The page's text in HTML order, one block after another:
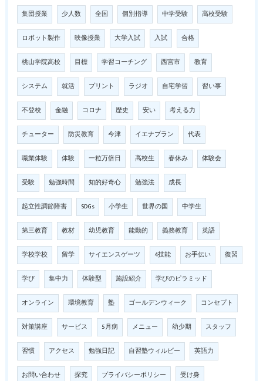
集団授業 少人数 全国 個別指導 中学受験 高校受験
ロボット製作 映像授業 大学入試 入試 合格
桃山学院高校 目標 学習コーチング 西宮市 教育
システム 就活 プリント ラジオ 自宅学習 習い事
不登校 金融 コロナ 歴史 安い 考える力
チューター 防災教育 今津 イエナプラン 代表
職業体験 体験 一粒万倍日 高校生 春休み 体験会
受験 勉強時間 知的好奇心 勉強法 成長
起立性調節障害 SDGs 小学生 世界の国 中学生
第三教育 教材 幼児教育 能動的 義務教育 英語
学校学校 留学 サイエンスゲーツ 4技能 お手伝い 復習
学び 集中力 体験型 施設紹介 学びのピラミッド
オンライン 環境教育 塾 ゴールデンウィーク コンセプト
対策講座 サービス 5月病 メニュー 幼少期 スタッフ
習慣 アクセス 勉強日記 自習塾ウィルビー 英語力
お問い合わせ 探究 プライバシーポリシー 受け身